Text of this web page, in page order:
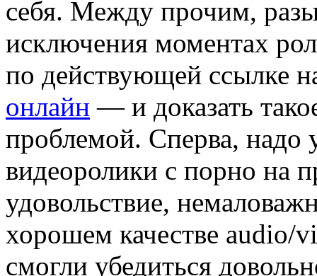
себя. Между прочим,
исключения моментах
по действующей ссылке
онлайн — и доказать
проблемой. Сперва,
видеоролики с порно на
удовольствие,
хорошем качестве audio/
смогли убедиться